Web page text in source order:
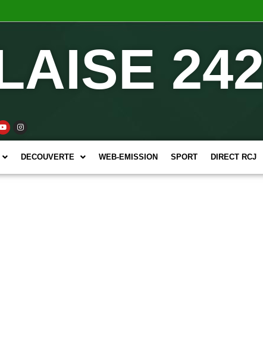
242
DECOUVERTE WEB-EMISSION SPORT DIRECT RCJ